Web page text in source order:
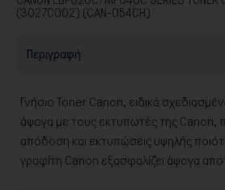
(3027C002) (CAN-054CH)
Περιγραφή
Γνήσιο Toner Canon, ειδικά
άψογα με τους εκτυπωτές της Canon,
απόδοση και εκτυπώσεις υψηλής
γραφίτη Canon εξασφαλίζει άψογα